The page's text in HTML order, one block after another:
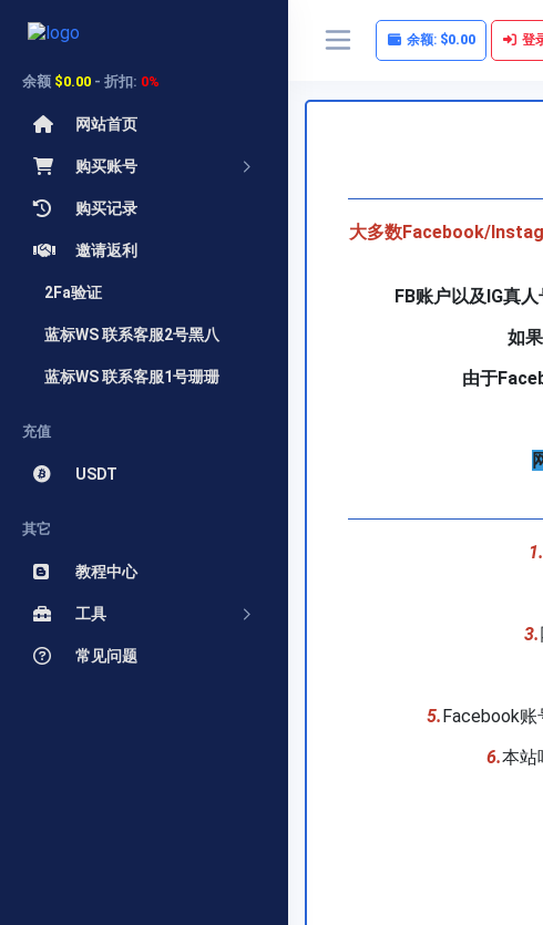
余额 $0.00 - 折扣: 0%
网站首页
购买账号
购买记录
邀请返利
2Fa验证
蓝标WS 联系客服2号黑八
蓝标WS 联系客服1号珊珊
充值
USDT
其它
教程中心
工具
常见问题
余额: $0.00 登
大多数Facebook/
FB账户以及IG真
如
由于
3.
5.Facebook账
6.本站